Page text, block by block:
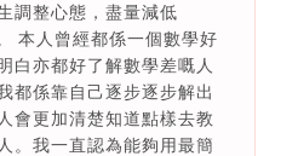
調整心態，盡量減低
本人曾經都係一個數學好
白亦都好了解數學差嘅人
都係靠自己逐步逐步解出
會更加清楚知道點樣去教
。我一直認為能夠用最簡